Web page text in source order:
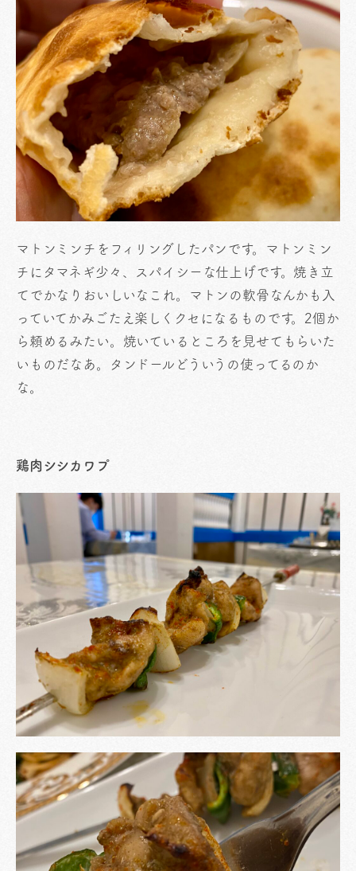
マトンミンチをフィリングしたパンです。マトンミン
チにタマネギ少々、スパイシーな仕上げです。焼き立
てでかなりおいしいなこれ。マトンの軟骨なんかも入
っていてかみごたえ楽しくクセになるものです。2個か
ら頼めるみたい。焼いているところを見せてもらいた
いものだなあ。タンドールどういうの使ってるのか
な。
鶏肉シシカワプ